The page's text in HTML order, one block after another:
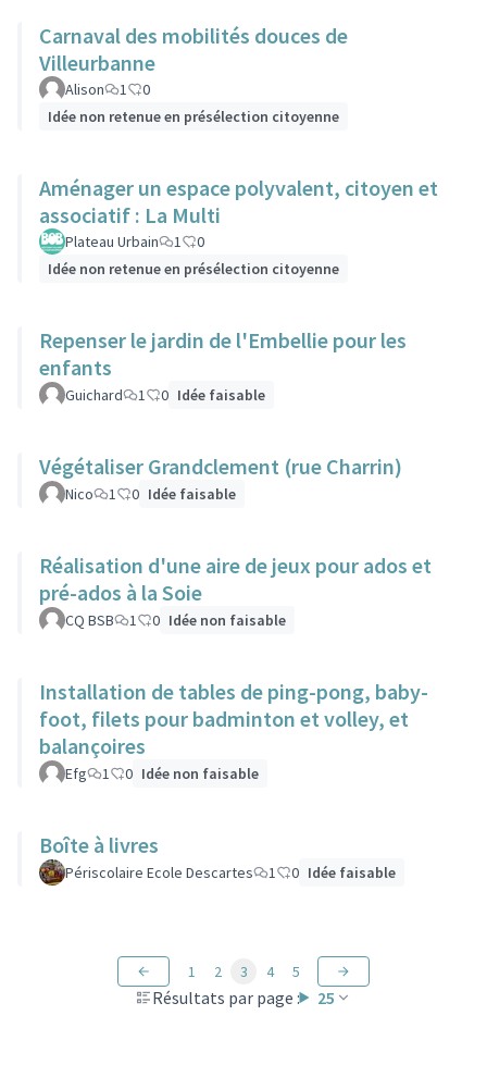
Carnaval des mobilités douces de
Villeurbanne
Alison 1
0
Idée non retenue en présélection citoyenne
Aménager un espace polyvalent, citoyen et
associatif : La Multi
Plateau Urbain 1
0
Idée non retenue en présélection citoyenne
Repenser le jardin de l'Embellie pour les
enfants
Guichard 1 0 Idée faisable
Végétaliser Grandclement (rue Charrin)
Nico 1 0 Idée faisable
Réalisation d'une aire de jeux pour ados et
pré-ados à la Soie
CQ BSB 1 0 Idée non faisable
Installation de tables de ping-pong, baby-
foot, filets pour badminton et volley, et
balançoires
Efg 1 0 Idée non faisable
Boîte à livres
Périscolaire Ecole Descartes 1 0 Idée faisable
Résultats par page : 25
1 2 3 4 5